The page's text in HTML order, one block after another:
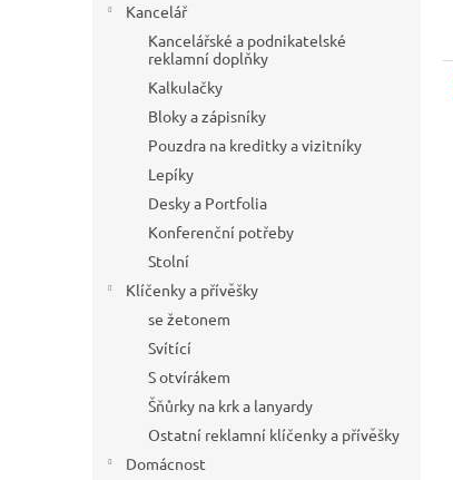
Kancelář
Kancelářské a podnikatelské
reklamní doplňky
Kalkulačky
Bloky a zápisníky
Pouzdra na kreditky a vizitníky
Lepíky
Desky a Portfolia
Konferenční potřeby
Stolní
Klíčenky a přívěšky
se žetonem
Svítící
S otvírákem
Šňůrky na krk a lanyardy
Ostatní reklamní klíčenky a přívěšky
Domácnost